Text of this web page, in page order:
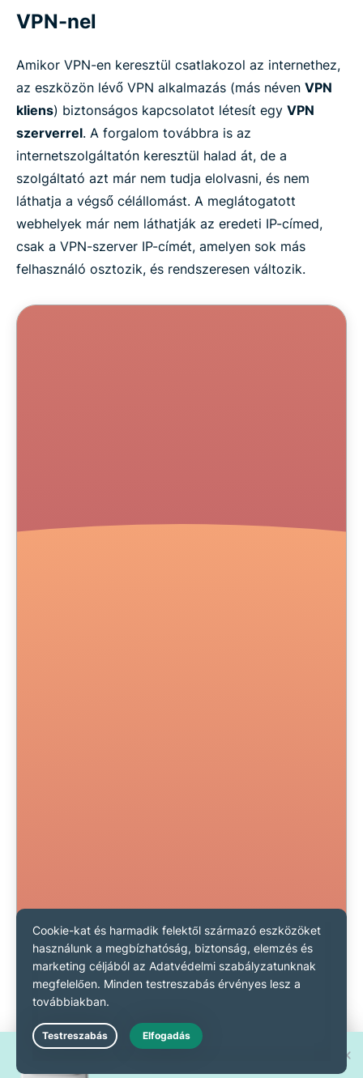
VPN-nel
Amikor VPN-en keresztül csatlakozol az internethez,
az eszközön lévő VPN alkalmazás (más néven VPN
kliens) biztonságos kapcsolatot létesít egy VPN
szerverrel. A forgalom továbbra is az
internetszolgáltatón keresztül halad át, de a
szolgáltató azt már nem tudja elolvasni, és nem
láthatja a végső célállomást. A meglátogatott
webhelyek már nem láthatják az eredeti IP-címed,
csak a VPN-szerver IP-címét, amelyen sok más
felhasználó osztozik, és rendszeresen változik.
Nyerd meg a 30 új